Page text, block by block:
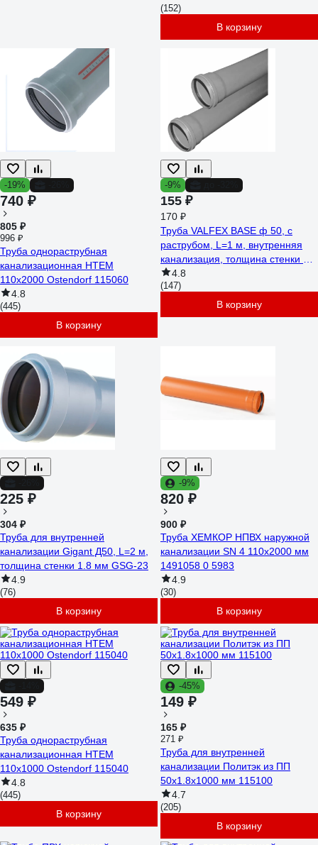
(152)
В корзину
-19%
740 ₽
805 ₽
996 ₽
Труба однораструбная
канализационная HTEM
110х2000 Ostendorf 115060
4.8
(445)
В корзину
-9%
155 ₽
170 ₽
Труба VALFEX BASE ф 50, с
раструбом, L=1 м, внутренняя
канализация, толщина стенки 1.8
200500100
4.8
(147)
В корзину
225 ₽
304 ₽
Труба для внутренней
канализации Gigant Д50, L=2 м,
толщина стенки 1.8 мм GSG-23
4.9
(76)
В корзину
-9%
820 ₽
900 ₽
Труба ХЕМКОР НПВХ наружной
канализации SN 4 110x2000 мм
1491058 0 5983
4.9
(30)
В корзину
549 ₽
635 ₽
Труба однораструбная
канализационная HTEM
110х1000 Ostendorf 115040
4.8
(445)
В корзину
-45%
149 ₽
165 ₽
271 ₽
Труба для внутренней
канализации Политэк из ПП
50х1.8х1000 мм 115100
4.7
(205)
В корзину